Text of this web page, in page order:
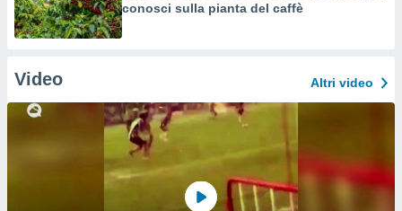
conosci sulla pianta del caffè
Video Altri video